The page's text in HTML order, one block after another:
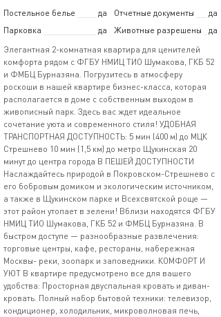
Постельное белье да Отчетные документы
да
Парковка
да Животные разрешены
да
Элегантная 2-комнатная квартира для ценителей
комфорта рядом с ФГБУ HМИЦ ТИО Шумакова, ГКБ 52
и ФМБЦ Бурназяна. Погрузитесь в атмосферу
роскоши в нашей квартире бизнес-класса, которая
располагается в доме с собственным выходом в
живописный парк. Здесь вас ждет идеальное
сочетание уюта и современного стиля! УДОБНАЯ
ТРАНСПОРТНАЯ ДОСТУПНОСТЬ: 5 мин (400 м) до МЦК
Стрешнево 10 мин (1,5 км) до метро Щукинская 20
минут дo цeнтрa города В ПЕШЕЙ ДОСТУПНОСТИ
Наслаждайтесь природой в Покровском-Стрешнево с
его бобровым домиком и экологическим источником,
а также в Щукинском парке и Всехсвятской роще —
этот район утопает в зелени! Вблизи находятся ФГБУ
НМИЦ ТИО Шумакова, ГКБ 52 и ФМБЦ Бурназяна. В
быстром доступе — разнообразные развлечения:
торговые центры, кафе, рестораны, набережная
Москвы- реки, зоопарк и заповедники. КОМФОРТ И
УЮТ В квартире предусмотрено все для вашего
удобства: Просторная двуспальная кровать и диван-
кровать. Полный набор бытовой техники: телевизор,
кондиционер, холодильник, микроволновая печь,